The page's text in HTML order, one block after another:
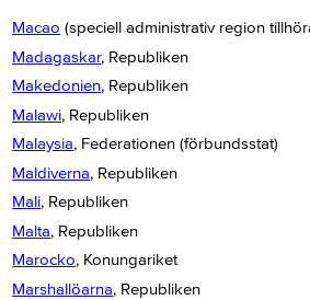
Macao (speciell administrativ region
Madagaskar, Republiken
Makedonien, Republiken
Malawi, Republiken
Malaysia, Federationen (förbundsstat)
Maldiverna, Republiken
Mali, Republiken
Malta, Republiken
Marocko, Konungariket
Marshallöarna, Republiken